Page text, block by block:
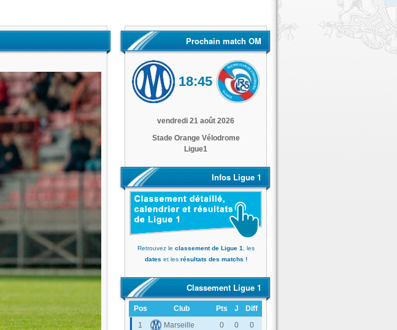
Prochain match OM
Olympique de Marseille
18:45 RC Strasbourg Alsace
vendredi 21 août 2026
Stade Orange Vélodrome
Ligue1
Infos Ligue 1
Retrouvez le classement de Ligue 1
, les
dates et les résultats des matchs !
Classement Ligue 1
Pos Club Pts J
Diff
1
Olympique de Marseille
0 0
0